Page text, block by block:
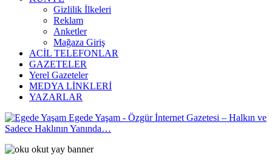
Gizlilik İlkeleri
Reklam
Anketler
Mağaza Giriş
ACİL TELEFONLAR
GAZETELER
Yerel Gazeteler
MEDYA LİNKLERİ
YAZARLAR
Egede Yaşam - Özgür İnternet Gazetesi – Halkın ve
Sadece Haklının Yanında…